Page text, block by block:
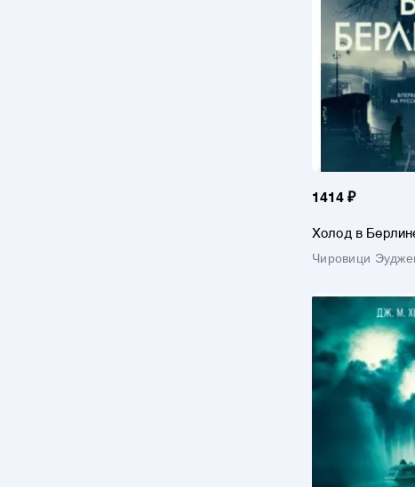
1414 ₽
Холод в
Чировици